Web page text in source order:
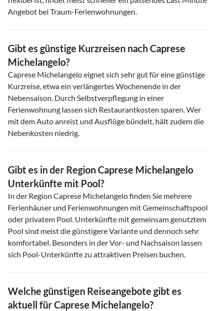
Angebot bei Traum-Ferienwohnungen.
Gibt es günstige Kurzreisen nach Caprese
Michelangelo?
Caprese Michelangelo eignet sich sehr gut für eine günstige
Kurzreise, etwa ein verlängertes Wochenende in der
Nebensaison. Durch Selbstverpflegung in einer
Ferienwohnung lassen sich Restaurantkosten sparen. Wer
mit dem Auto anreist und Ausflüge bündelt, hält zudem die
Nebenkosten niedrig.
Gibt es in der Region Caprese Michelangelo
Unterkünfte mit Pool?
In der Region Caprese Michelangelo finden Sie mehrere
Ferienhäuser und Ferienwohnungen mit Gemeinschaftspool
oder privatem Pool. Unterkünfte mit gemeinsam genutztem
Pool sind meist die günstigere Variante und dennoch sehr
komfortabel. Besonders in der Vor- und Nachsaison lassen
sich Pool-Unterkünfte zu attraktiven Preisen buchen.
Welche günstigen Reiseangebote gibt es
aktuell für Caprese Michelangelo?